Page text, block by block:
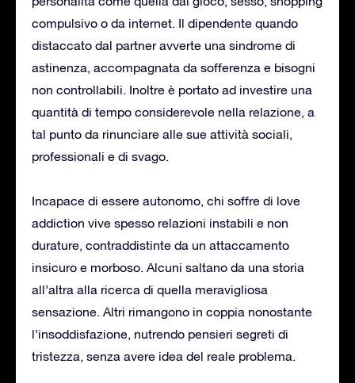
compulsivo o da internet. Il dipendente quando
distaccato dal partner avverte una sindrome di
astinenza, accompagnata da sofferenza e bisogni
non controllabili. Inoltre è portato ad investire una
quantità di tempo considerevole nella relazione, a
tal punto da rinunciare alle sue attività sociali,
professionali e di svago.
Incapace di essere autonomo, chi soffre di love
addiction vive spesso relazioni instabili e non
durature, contraddistinte da un attaccamento
insicuro e morboso. Alcuni saltano da una storia
all’altra alla ricerca di quella meravigliosa
sensazione. Altri rimangono in coppia nonostante
l’insoddisfazione, nutrendo pensieri segreti di
tristezza, senza avere idea del reale problema.